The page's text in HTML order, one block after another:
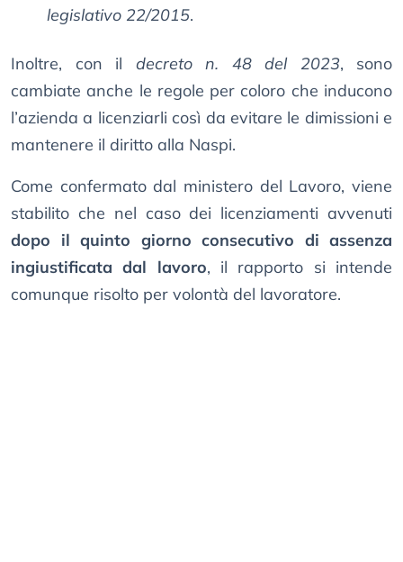
legislativo 22/2015.
Inoltre, con il decreto n. 48 del 2023, sono
cambiate anche le regole per coloro che inducono
l’azienda a licenziarli così da evitare le dimissioni e
mantenere il diritto alla Naspi.
Come confermato dal ministero del Lavoro, viene
stabilito che nel caso dei licenziamenti avvenuti
dopo il quinto giorno consecutivo di assenza
ingiustificata dal lavoro, il rapporto si intende
comunque risolto per volontà del lavoratore.